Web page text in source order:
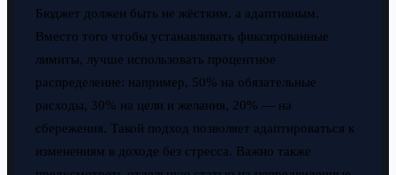
Бюджет должен быть не жёстким, а адаптивным.
Вместо того чтобы устанавливать фиксированные
лимиты, лучше использовать процентное
распределение: например, 50% на обязательные
расходы, 30% на цели и желания, 20% — на
сбережения. Такой подход позволяет адаптироваться к
изменениям в доходе без стресса. Важно также